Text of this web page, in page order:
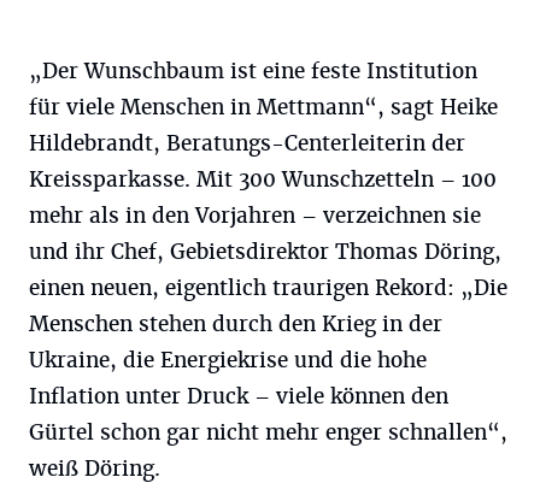
„Der Wunschbaum ist eine feste Institution
für viele Menschen in Mettmann“, sagt Heike
Hildebrandt, Beratungs-Centerleiterin der
Kreissparkasse. Mit 300 Wunschzetteln – 100
mehr als in den Vorjahren – verzeichnen sie
und ihr Chef, Gebietsdirektor Thomas Döring,
einen neuen, eigentlich traurigen Rekord: „Die
Menschen stehen durch den Krieg in der
Ukraine, die Energiekrise und die hohe
Inflation unter Druck – viele können den
Gürtel schon gar nicht mehr enger schnallen“,
weiß Döring.